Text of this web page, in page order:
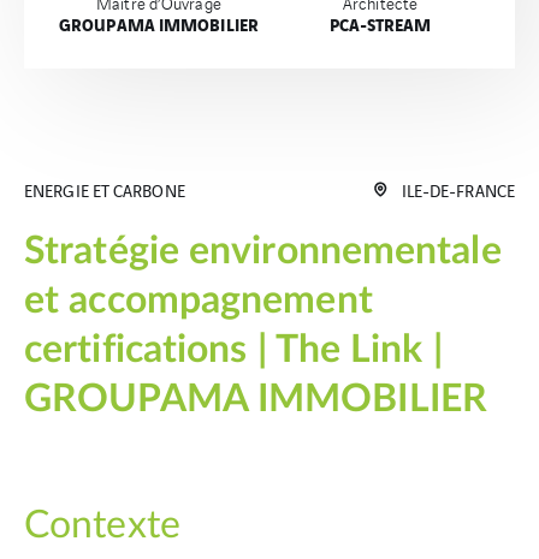
GROUPAMA IMMOBILIER PCA-STREAM
ENERGIE ET CARBONE ILE-DE-FRANCE
Stratégie environnementale
et accompagnement
certifications | The Link |
GROUPAMA IMMOBILIER
Contexte